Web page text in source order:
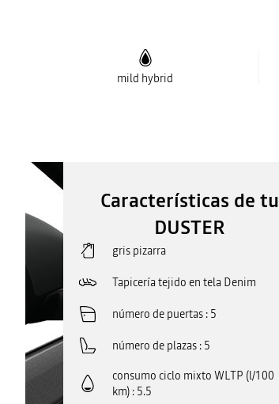
mild hybrid
Características de tu
DUSTER
gris pizarra
Tapicería tejido en tela Denim
número de puertas 5
número de plazas 5
consumo ciclo mixto WLTP (l/100
km) 5.5